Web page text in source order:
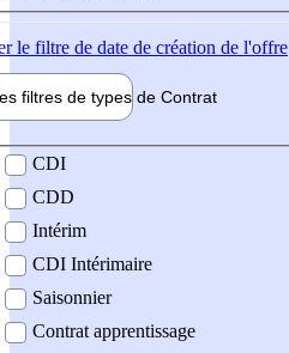
le filtre de date de création de l'offre
filtres de types de Contrat
contrat
CDI
CDD
Intérim
CDI Intérimaire
Saisonnier
Contrat apprentissage